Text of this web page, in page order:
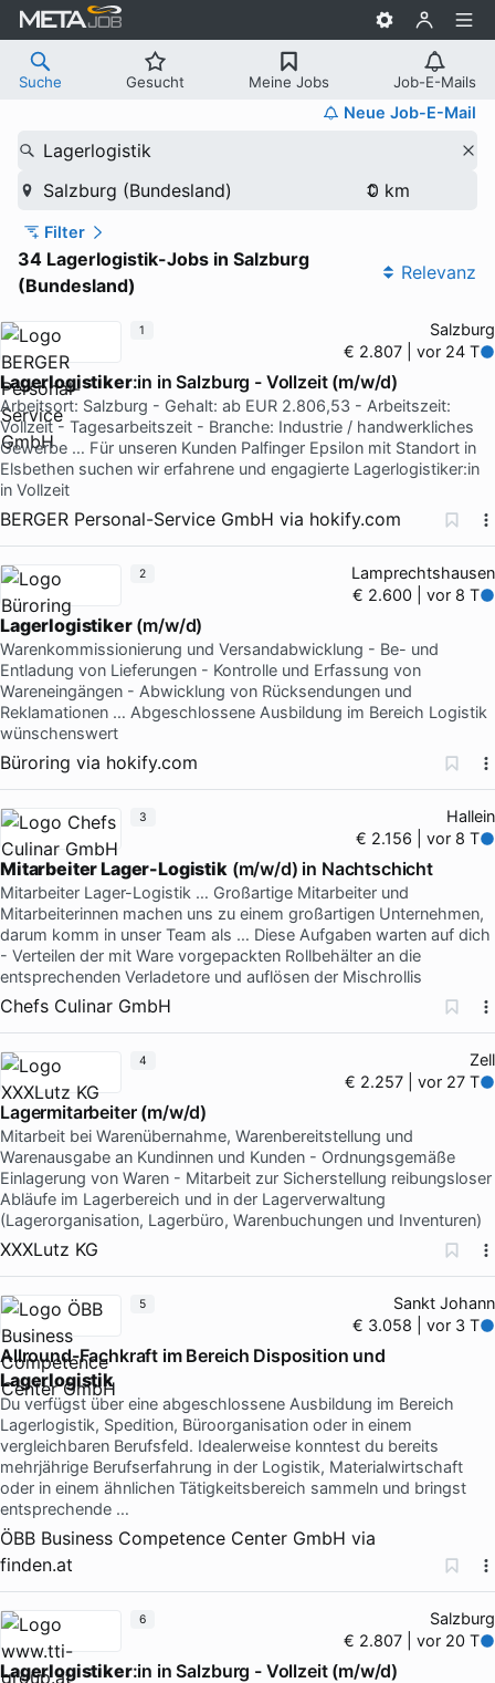
Suche Gesucht Meine Jobs Job-E-Mails
Neue Job-E-Mail
Lagerlogistik
Salzburg (Bundesland)
Filter
34 Lagerlogistik-Jobs in Salzburg
(Bundesland)
Relevanz
Salzburg
€ 2.807 | vor 24 T
Lagerlogistiker:in in Salzburg - Vollzeit (m/w/d)
Arbeitsort: Salzburg - Gehalt: ab EUR 2.806,53 - Arbeitszeit:
Vollzeit - Tagesarbeitszeit - Branche: Industrie / handwerkliches
Gewerbe … Für unseren Kunden Palfinger Epsilon mit Standort in
Elsbethen suchen wir erfahrene und engagierte Lagerlogistiker:in
in Vollzeit
BERGER Personal-Service GmbH via hokify.com
1
Lamprechtshausen
€ 2.600 | vor 8 T
Lagerlogistiker(m/w/d)
Warenkommissionierung und Versandabwicklung - Be- und
Entladung von Lieferungen - Kontrolle und Erfassung von
Wareneingängen - Abwicklung von Rücksendungen und
Reklamationen … Abgeschlossene Ausbildung im Bereich Logistik
wünschenswert
Büroring via hokify.com
2
Hallein
€ 2.156 | vor 8 T
Mitarbeiter Lager-Logistik (m/w/d) in Nachtschicht
Mitarbeiter Lager-Logistik … Großartige Mitarbeiter und
Mitarbeiterinnen machen uns zu einem großartigen Unternehmen,
darum komm in unser Team als … Diese Aufgaben warten auf dich
- Verteilen der mit Ware vorgepackten Rollbehälter an die
entsprechenden Verladetore und auflösen der Mischrollis
Chefs Culinar GmbH
3
Zell
€ 2.257 | vor 27 T
Lagermitarbeiter (m/w/d)
Mitarbeit bei Warenübernahme, Warenbereitstellung und
Warenausgabe an Kundinnen und Kunden - Ordnungsgemäße
Einlagerung von Waren - Mitarbeit zur Sicherstellung reibungsloser
Abläufe im Lagerbereich und in der Lagerverwaltung
(Lagerorganisation, Lagerbüro, Warenbuchungen und Inventuren)
XXXLutz KG
4
Sankt Johann
€ 3.058 | vor 3 T
Allround-Fachkraft im Bereich Disposition und
Lagerlogistik
Du verfügst über eine abgeschlossene Ausbildung im Bereich
Lagerlogistik, Spedition, Büroorganisation oder in einem
vergleichbaren Berufsfeld. Idealerweise konntest du bereits
mehrjährige Berufserfahrung in der Logistik, Materialwirtschaft
oder in einem ähnlichen Tätigkeitsbereich sammeln und bringst
entsprechende …
ÖBB Business Competence Center GmbH via
finden.at
5
Salzburg
€ 2.807 | vor 20 T
Lagerlogistiker:in in Salzburg - Vollzeit (m/w/d)
6